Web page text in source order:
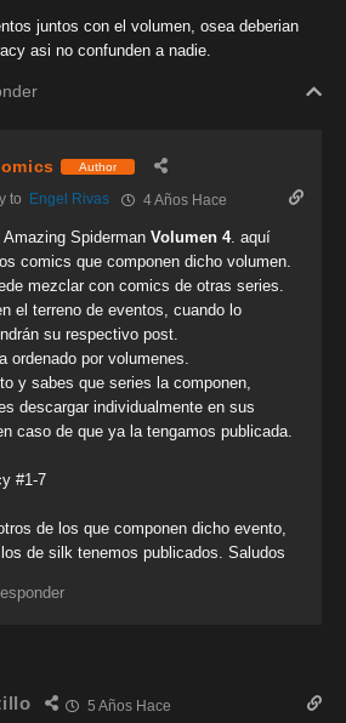
juntos con el volumen, osea deberian
asi no confunden a nadie.
Author
to Engel Rivas 4 Años Hace
Spiderman Volumen 4. aquí
comics que componen dicho volumen.
mezclar con comics de otras series.
el terreno de eventos, cuando lo
su respectivo post.
ordenado por volumenes.
y sabes que series la componen,
descargar individualmente en sus
caso de que ya la tengamos publicada.
#1-7
de los que componen dicho evento,
de silk tenemos publicados. Saludos
5 Años Hace